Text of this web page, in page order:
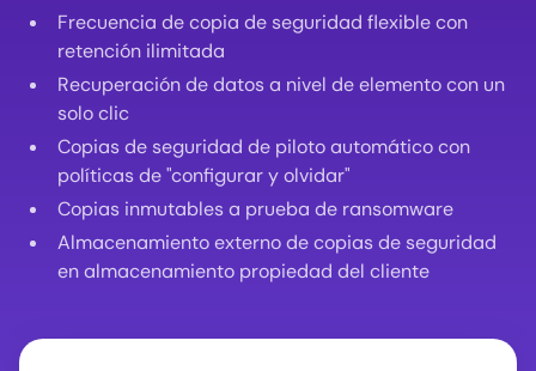
Frecuencia de copia de seguridad flexible con
retención ilimitada
Recuperación de datos a nivel de elemento con un
solo clic
Copias de seguridad de piloto automático con
políticas de "configurar y olvidar"
Copias inmutables a prueba de ransomware
Almacenamiento externo de copias de seguridad
en almacenamiento propiedad del cliente